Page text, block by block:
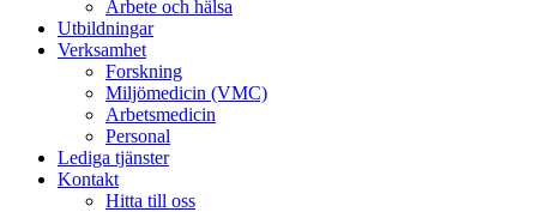
Arbete och hälsa
Utbildningar
Verksamhet
Forskning
Miljömedicin (VMC)
Arbetsmedicin
Personal
Lediga tjänster
Kontakt
Hitta till oss